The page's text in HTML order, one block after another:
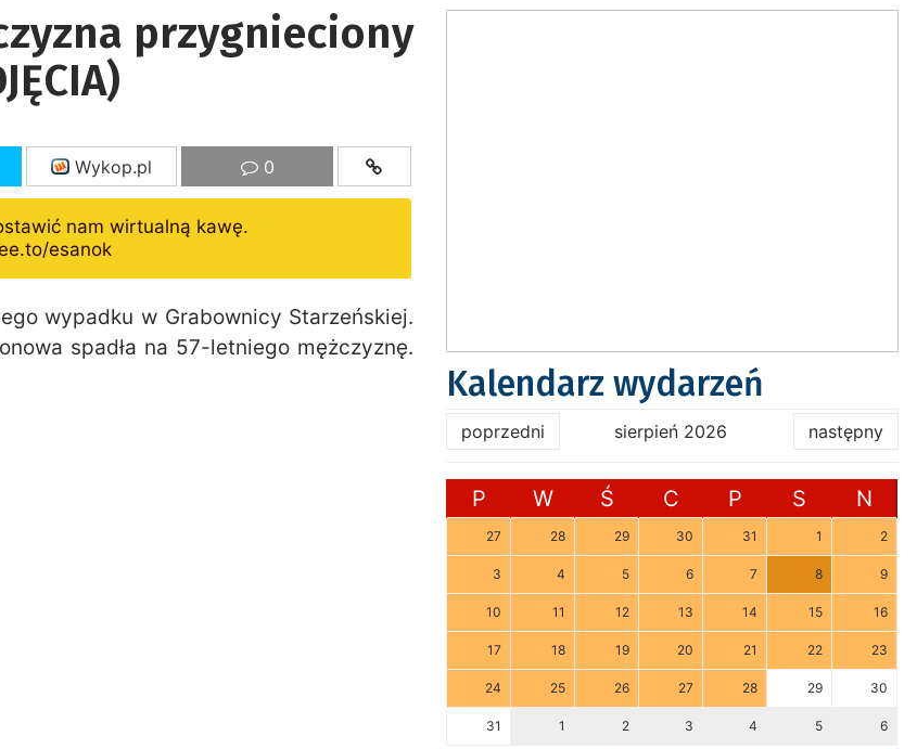
przygnieciony
Wykop.pl 0
nam wirtualną kawę.
esanok
wypadku w Grabownicy Starzeńskiej.
spadła na 57-letniego mężczyznę.
Kalendarz wydarzeń
poprzedni sierpień 2026 następny
P W Ś C P S N
27 28 29 30 31 1 2
3 4 5 6 7 8 9
10 11 12 13 14 15 16
17 18 19 20 21 22 23
24 25 26 27 28 29 30
31 1 2 3 4 5 6